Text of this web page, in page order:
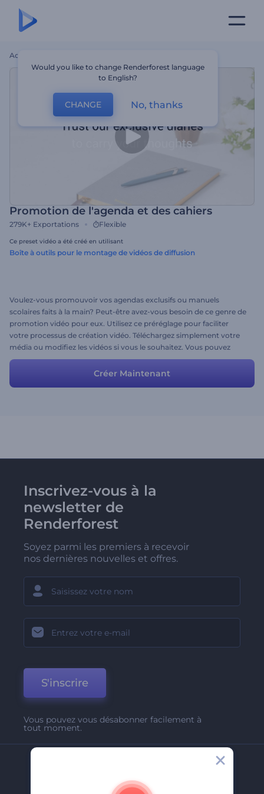
Accueil
Promotion de l'agenda et des cahiers
279K+ Exportations Flexible
Ce preset vidéo a été créé en utilisant
Boîte à outils pour le montage de vidéos de diffusion
Voulez-vous promouvoir vos agendas exclusifs ou manuels
scolaires faits à la main? Peut-être avez-vous besoin de ce genre de
promotion vidéo pour eux. Utilisez ce préréglage pour faciliter
votre processus de création vidéo. Téléchargez simplement votre
média ou modifiez les vidéos si vous le souhaitez. Vous pouvez
choisir n’importe quelle vidéo dans notre grande galerie de vidéos.
Créer Maintenant
Inscrivez-vous à la
newsletter de
Renderforest
Soyez parmi les premiers à recevoir
nos dernières nouvelles et offres.
S'inscrire
Vous pouvez vous désabonner facilement à
tout moment.
A Propos De Nous
Would you like to change Renderforest language
to English?
CHANGE No, thanks